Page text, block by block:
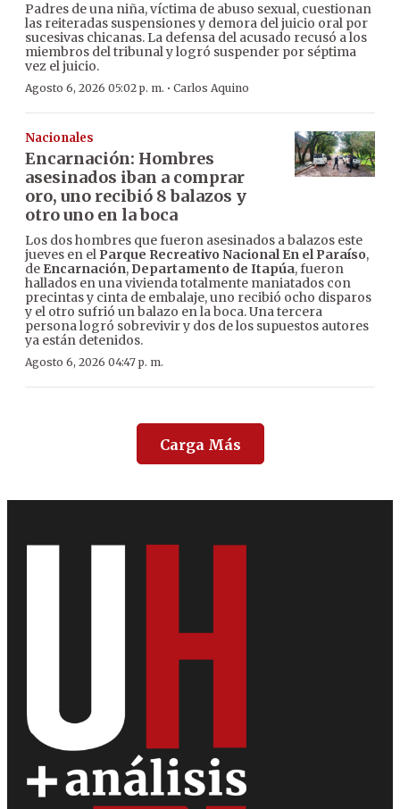
Padres de una niña, víctima de abuso sexual, cuestionan
las reiteradas suspensiones y demora del juicio oral por
sucesivas chicanas. La defensa del acusado recusó a los
miembros del tribunal y logró suspender por séptima
vez el juicio.
Agosto 6, 2026 05:02 p. m. · Carlos Aquino
Nacionales
Encarnación: Hombres
asesinados iban a comprar
oro, uno recibió 8 balazos y
otro uno en la boca
Los dos hombres que fueron asesinados a balazos este
jueves en el Parque Recreativo Nacional En el Paraíso,
de Encarnación, Departamento de Itapúa, fueron
hallados en una vivienda totalmente maniatados con
precintas y cinta de embalaje, uno recibió ocho disparos
y el otro sufrió un balazo en la boca. Una tercera
persona logró sobrevivir y dos de los supuestos autores
ya están detenidos.
Agosto 6, 2026 04:47 p. m.
Carga Más